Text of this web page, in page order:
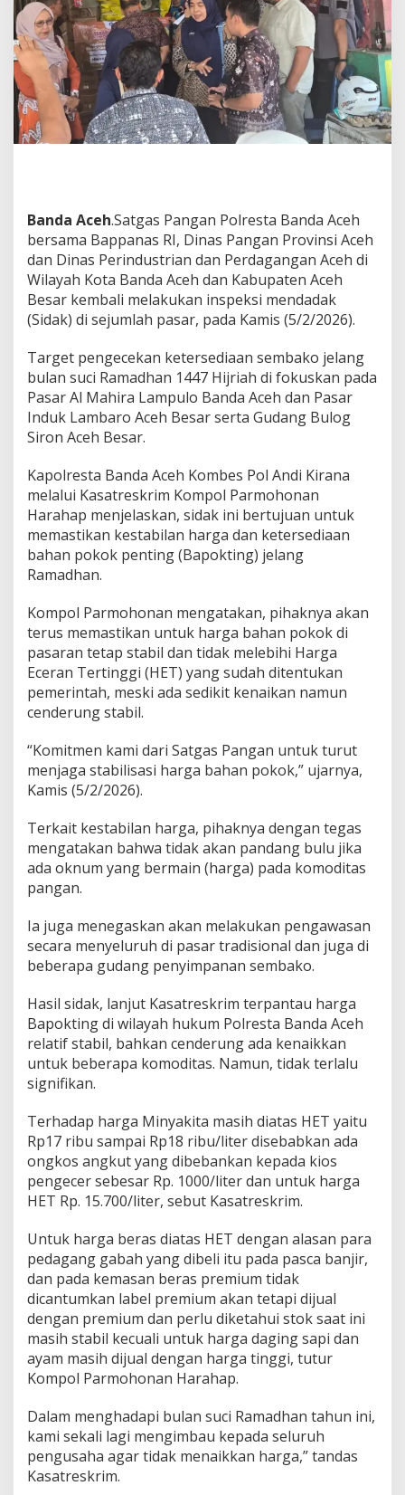
g
a
s
P
a
g
a
n
k
D
P
a
s
a
r
a
d
n
l
C
e
g
P
e
n
i
m
b
n
S
b
a
k
o
Banda Aceh.Satgas Pangan Polresta Banda Aceh
bersama Bappanas RI, Dinas Pangan Provinsi Aceh
dan Dinas Perindustrian dan Perdagangan Aceh di
Wilayah Kota Banda Aceh dan Kabupaten Aceh
Besar kembali melakukan inspeksi mendadak
(Sidak) di sejumlah pasar, pada Kamis (5/2/2026).
Target pengecekan ketersediaan sembako jelang
bulan suci Ramadhan 1447 Hijriah di fokuskan pada
Pasar Al Mahira Lampulo Banda Aceh dan Pasar
Induk Lambaro Aceh Besar serta Gudang Bulog
Siron Aceh Besar.
Kapolresta Banda Aceh Kombes Pol Andi Kirana
melalui Kasatreskrim Kompol Parmohonan
Harahap menjelaskan, sidak ini bertujuan untuk
memastikan kestabilan harga dan ketersediaan
bahan pokok penting (Bapokting) jelang
Ramadhan.
Kompol Parmohonan mengatakan, pihaknya akan
terus memastikan untuk harga bahan pokok di
pasaran tetap stabil dan tidak melebihi Harga
Eceran Tertinggi (HET) yang sudah ditentukan
pemerintah, meski ada sedikit kenaikan namun
cenderung stabil.
“Komitmen kami dari Satgas Pangan untuk turut
menjaga stabilisasi harga bahan pokok,” ujarnya,
Kamis (5/2/2026).
Terkait kestabilan harga, pihaknya dengan tegas
mengatakan bahwa tidak akan pandang bulu jika
ada oknum yang bermain (harga) pada komoditas
pangan.
Ia juga menegaskan akan melakukan pengawasan
secara menyeluruh di pasar tradisional dan juga di
beberapa gudang penyimpanan sembako.
Hasil sidak, lanjut Kasatreskrim terpantau harga
Bapokting di wilayah hukum Polresta Banda Aceh
relatif stabil, bahkan cenderung ada kenaikkan
untuk beberapa komoditas. Namun, tidak terlalu
signifikan.
Terhadap harga Minyakita masih diatas HET yaitu
Rp17 ribu sampai Rp18 ribu/liter disebabkan ada
ongkos angkut yang dibebankan kepada kios
pengecer sebesar Rp. 1000/liter dan untuk harga
HET Rp. 15.700/liter, sebut Kasatreskrim.
Untuk harga beras diatas HET dengan alasan para
pedagang gabah yang dibeli itu pada pasca banjir,
dan pada kemasan beras premium tidak
dicantumkan label premium akan tetapi dijual
dengan premium dan perlu diketahui stok saat ini
masih stabil kecuali untuk harga daging sapi dan
ayam masih dijual dengan harga tinggi, tutur
Kompol Parmohonan Harahap.
Dalam menghadapi bulan suci Ramadhan tahun ini,
kami sekali lagi mengimbau kepada seluruh
pengusaha agar tidak menaikkan harga,” tandas
Kasatreskrim.